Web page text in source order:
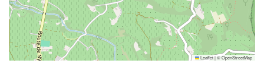
Leaflet|©OpenStreetMap